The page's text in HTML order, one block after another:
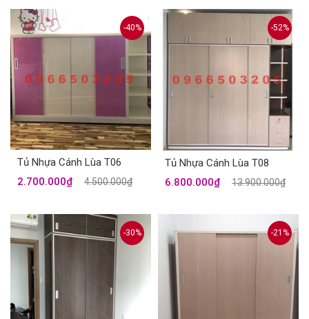
-40%
Tủ Nhựa Cánh Lùa T06
2.700.000₫
4.500.000₫
-52%
Tủ Nhựa Cánh Lùa T08
6.800.000₫
13.900.000₫
-30% -21%